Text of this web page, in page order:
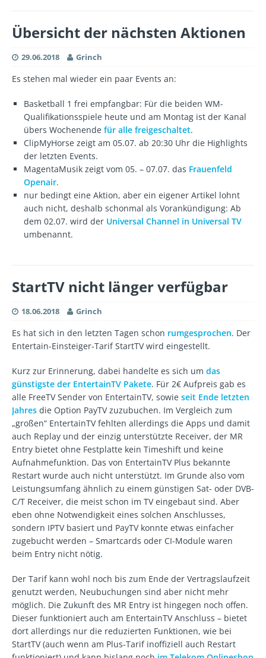
Übersicht der nächsten Aktionen
29.06.2018 Grinch
Es stehen mal wieder ein paar Events an:
Basketball 1 frei empfangbar: Für die beiden WM-
Qualifikationsspiele heute und am Montag ist der Kanal
übers Wochenende für alle freigeschaltet.
ClipMyHorse zeigt am 05.07. ab 20:30 Uhr die Highlights
der letzten Events.
MagentaMusik zeigt vom 05. – 07.07. das Frauenfeld
Openair.
nur bedingt eine Aktion, aber ein eigener Artikel lohnt
auch nicht, deshalb schonmal als Vorankündigung: Ab
dem 02.07. wird der Universal Channel in Universal TV
umbenannt.
StartTV nicht länger verfügbar
18.06.2018 Grinch
Es hat sich in den letzten Tagen schon rumgesprochen. Der
Entertain-Einsteiger-Tarif StartTV wird eingestellt.
Kurz zur Erinnerung, dabei handelte es sich um das
günstigste der EntertainTV Pakete. Für 2€ Aufpreis gab es
alle FreeTV Sender von EntertainTV, sowie seit Ende letzten
Jahres die Option PayTV zuzubuchen. Im Vergleich zum
„großen“ EntertainTV fehlten allerdings die Apps und damit
auch Replay und der einzig unterstützte Receiver, der MR
Entry bietet ohne Festplatte kein Timeshift und keine
Aufnahmefunktion. Das von EntertainTV Plus bekannte
Restart wurde auch nicht unterstützt. Im Grunde also vom
Leistungsumfang ähnlich zu einem günstigen Sat- oder DVB-
C/T Receiver, die meist schon im TV eingebaut sind. Aber
eben ohne Notwendigkeit eines solchen Anschlusses,
sondern IPTV basiert und PayTV konnte etwas einfacher
zugebucht werden – Smartcards oder CI-Module waren
beim Entry nicht nötig.
Der Tarif kann wohl noch bis zum Ende der Vertragslaufzeit
genutzt werden, Neubuchungen sind aber nicht mehr
möglich. Die Zukunft des MR Entry ist hingegen noch offen.
Dieser funktioniert auch am EntertainTV Anschluss – bietet
dort allerdings nur die reduzierten Funktionen, wie bei
StartTV (auch wenn am Plus-Tarif inoffiziell auch Restart